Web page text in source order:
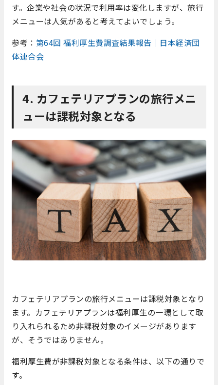
す。企業や社会の状況で利用率は変化しますが、旅行
メニューは人気があると考えてよいでしょう。
参考： 第64回 福利厚生費調査結果報告｜日本経済団
体連合会
4. カフェテリアプランの旅行メニ
ューは課税対象となる
カフェテリアプランの旅行メニューは課税対象となり
ます。カフェテリアプランは福利厚生の一環として取
り入れられるため非課税対象のイメージがあります
が、そうではありません。
福利厚生費が非課税対象となる条件は、以下の通りで
す。